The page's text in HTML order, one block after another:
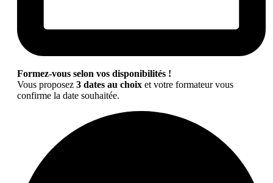
Formez-vous selon vos disponibilités !
Vous proposez 3 dates au choix et votre formateur vous
confirme la date souhaitée.